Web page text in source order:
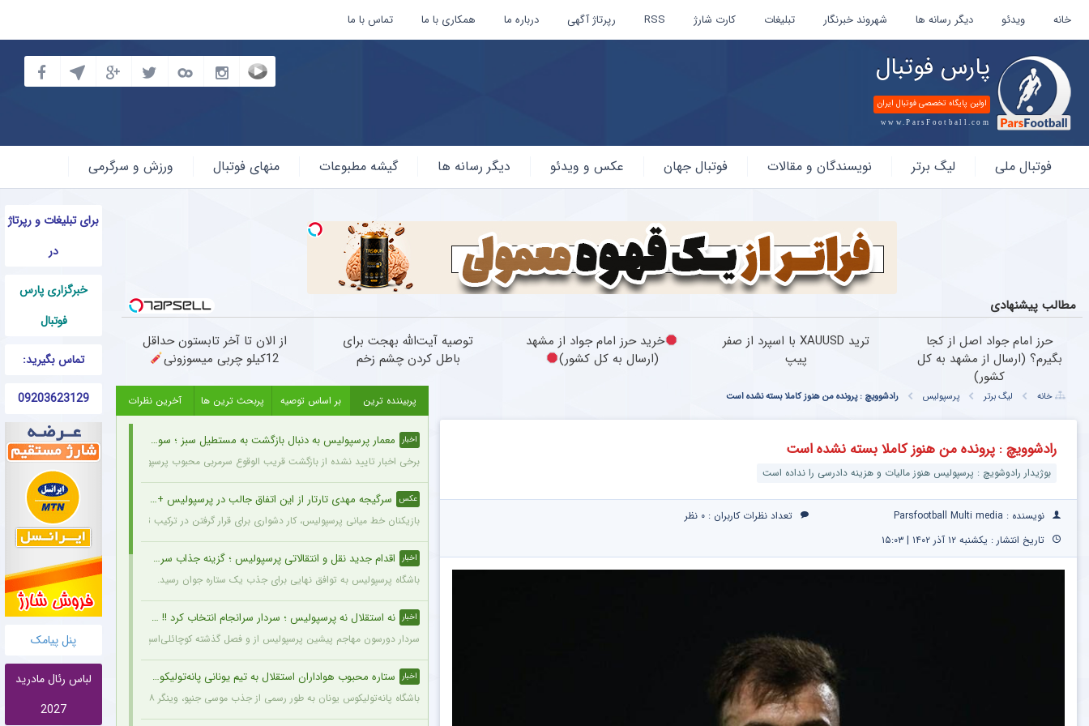
خانه ویدئو دیگر رسانه ها شهروند خبرنگار تبلیغات کارت شارژ RSS رپرتاژ آگهی درباره ما همکاری با ما تماس با ما
پارس فوتبال
اولین پایگاه تخصصی فوتبال ایران
www.ParsFootball.com
فوتبال
فوتبال ملی لیگ برتر نویسندگان و مقالات فوتبال جهان عکس و ویدئو دیگر رسانه ها گیشه مطبوعات منهای فوتبال ورزش و سرگرمی
برای تبلیغات و رپرتاژ
در
خبرگزاری پارس
فوتبال
تماس بگیرید:
09203623129
پنل پیامک
لباس رئال مادرید
2027
مطالب پیشنهادی
حرز امام جواد اصل از کجا
بگیرم؟ (ارسال از مشهد به کل
کشور)
ترید XAUUSD با اسپرد از صفر
پیپ
خرید حرز امام جواد از مشهد
(ارسال به کل کشور)
توصیه آیت‌الله بهجت برای
باطل کردن چشم زخم
از الان تا آخر تابستون حداقل
12کیلو چربی میسوزونی
خانه لیگ برتر پرسپولیس رادشوویچ : پرونده من هنوز کاملا بسته نشده است
رادشوویچ : پرونده من هنوز کاملا بسته نشده است
بوژیدار رادوشویچ : پرسپولیس هنوز مالیات و هزینه دادرسی را نداده است
نویسنده : Parsfootball Multi media تعداد نظرات کاربران : ۰ نظر
تاریخ انتشار : یکشنبه ۱۲ آذر ۱۴۰۲ | ۱۵:۰۳
پربیننده ترین بر اساس توصیه پربحث ترین ها آخرین نظرات
اخبار معمار پرسپولیس به دنبال بازگشت به مستطیل سبز ؛ سورپرایز بزرگ در راه است ؟ + جزئیات
برخی اخبار تایید نشده از بازگشت قریب الوقوع سرمربی محبوب پرسپولیسی‌ها به دنیای فوتبال خبر می‌دهد.
عکس سرگیجه مهدی تارتار از این اتفاق جالب در پرسپولیس + عکس
بازیکنان خط میانی پرسپولیس، کار دشواری برای قرار گرفتن در ترکیب ثابت این تیم خواهند داشت.
اخبار اقدام جدید نقل و انتقالاتی پرسپولیس ؛ گزینه جذاب سرخپوش می شود؟
باشگاه پرسپولیس به توافق نهایی برای جذب یک ستاره جوان رسید.
اخبار نه استقلال نه پرسپولیس ؛ سردار سرانجام انتخاب کرد !! + جزئیات
سردار دورسون مهاجم پیشین پرسپولیس از و فصل گذشته کوچائلی‌اسپور، با قراردادی یک‌ساله به تیم
اخبار ستاره محبوب هواداران استقلال به تیم یونانی پانه‌تولیکوس پیوست
باشگاه پانه‌تولیکوس یونان به طور رسمی از جذب موسی جنپو، وینگر ۲۸ ساله مالیایی سابق استقلال، با قراردادی دو ساله خبر داد.